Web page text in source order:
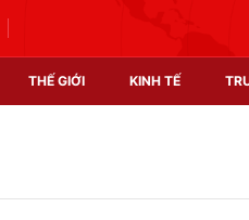
THẾ GIỚI KINH TẾ